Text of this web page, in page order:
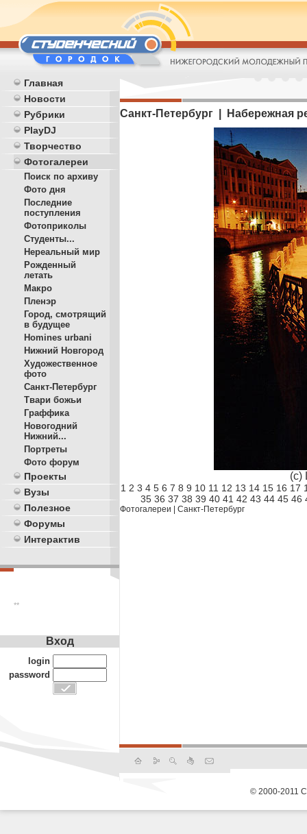
Главная
Новости
Рубрики
PlayDJ
Творчество
Фотогалереи
Поиск по архиву
Фото дня
Последние
поступления
Фотоприколы
Студенты...
Нереальный мир
Рожденный
летать
Макро
Пленэр
Город, смотрящий
в будущее
Homines urbani
Нижний Новгород
Художественное
фото
Санкт-Петербург
Твари божьи
Граффика
Новогодний
Нижний...
Портреты
Фото форум
Проекты
Вузы
Полезное
Форумы
Интерактив
**
Санкт-Петербург | Набережная
(c)
1 2 3 4 5 6 7 8 9 10 11 12 13 14 15 16 17
35 36 37 38 39 40 41 42 43 44 45 46
Фотогалереи Санкт-Петербург
Вход
login
password
© 2000-2011